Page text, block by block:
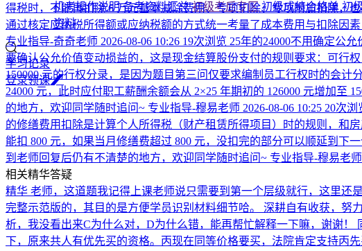
机考操作说明备考资料汇总初级考后专区初级成绩合格单初
资料
学习记录
登录领课
得税时，不能再扣除 6 万元基本减除费用、专项扣除、专项附加扣除，
通过核定应纳税所得额或应纳税额的方式统一考量了成本费用与扣除因
专业指导-奇奇老师 2026-08-06 10:26 19次浏览 25年的24000不用确定公
要确认公允价值变动损益的，这是现金结算股份支付的规则要求：可行
150000 元的行权分录，是因为题目第三问仅要求编制员工行权时的会
24000 元，此时应付职工薪酬余额会从 2×25 年期初的 126000 元增加
的地方，欢迎同学随时追问~ 专业指导-穆易老师 2026-08-06 10:25 20次浏
的修缮费用扣除是计算个人所得税（财产租赁所得项目）时的规则，和
能扣 800 元，如果当月修缮费超过 800 元，没扣完的部分可以顺延到下
到老师回复后仍有不清楚的地方，欢迎同学随时追问~ 专业指导-穆易老师
相关精华答疑
精华 老师，这道题我记得上课老师说只需要到第一个层级就行，这里还
完整示范版的，其目的是方便学员识别材料细节哈。 深耕自有收获，努
析，我没看出来C为什么对，D为什么错，能再帮忙解释一下嘛，谢谢！
下，原来共人有优先买的资格。丙现在同等价格要买，法院肯定支持丙